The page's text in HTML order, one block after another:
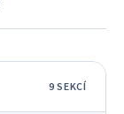
9 SEKCÍ